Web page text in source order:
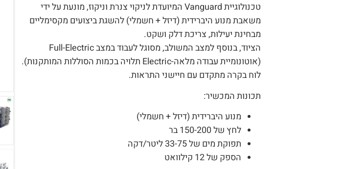
טכנולוגיית Vanguard המיועדת לניקוי צנרת וניקוז, מונעת על ידי
משאבת מנוע היברידית (דיזל + חשמלי) להשגת ביצועים מקסימליים
מבחינת יעילות, צריכת דלק ושקט.
הציוד, בנוסף למצב המשולב, מסוגל לעבוד במצב Full-Electric
(אוטונומיית עבודה מלאה-Electric תלויה בכמות הסוללות המותקנות).
לוח בקרה מתקדם עם חיישני התראות.
תכונות המכשיר:
מנוע היברידית (דיזל + חשמלי)
לחץ של 150-200 בר
תפוקת מים של 33-75 ליטר/דקה
הספק של 12 קילוואט